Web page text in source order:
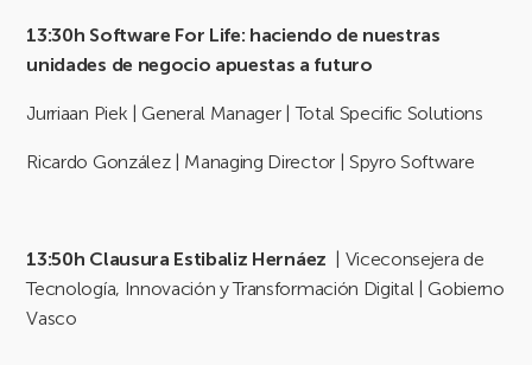
13:30h Software For Life: haciendo de nuestras
unidades de negocio apuestas a futuro
Jurriaan Piek | General Manager | Total Specific Solutions
Ricardo González | Managing Director | Spyro Software
13:50h Clausura Estibaliz Hernáez | Viceconsejera de
Tecnología, Innovación y Transformación Digital | Gobierno
Vasco